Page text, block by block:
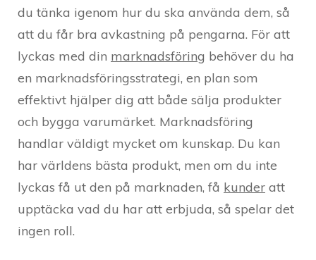
du tänka igenom hur du ska använda dem, så
att du får bra avkastning på pengarna. För att
lyckas med din marknadsföring behöver du ha
en marknadsföringsstrategi, en plan som
effektivt hjälper dig att både sälja produkter
och bygga varumärket. Marknadsföring
handlar väldigt mycket om kunskap. Du kan
har världens bästa produkt, men om du inte
lyckas få ut den på marknaden, få kunder att
upptäcka vad du har att erbjuda, så spelar det
ingen roll.